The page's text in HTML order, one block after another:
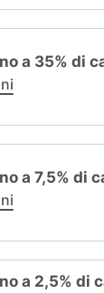
a 35% di
a 7,5% di
a 2,5% di